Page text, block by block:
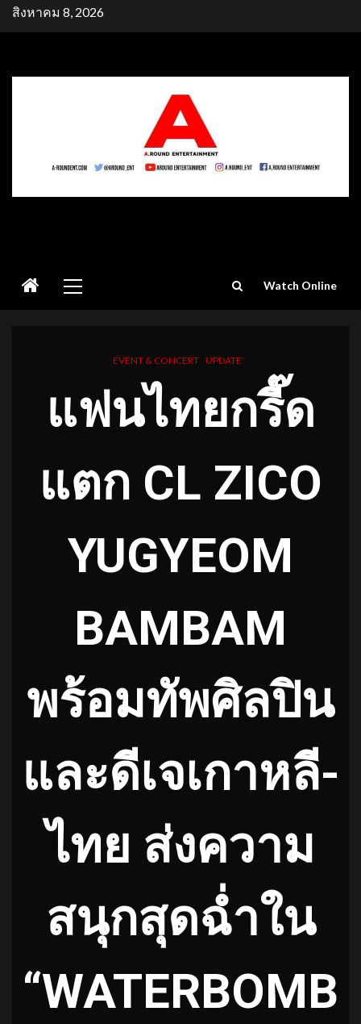
Skipสิงหาคม 8, 2026
Menu
Watch Online
EVENT & CONCERT UPDATE
แฟนไทยกรี๊ด
แตก CL ZICO
YUGYEOM
BAMBAM
พร้อมทัพศิลปิน
และดีเจเกาหลี-
ไทย ส่งความ
สนุกสุดฉ่ำใน
“WATERBOMB